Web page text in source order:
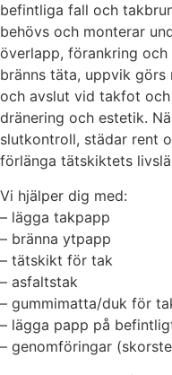
befintliga fall och
behövs och monterar
överlapp, förankring
bränns täta, uppvik
och avslut vid takfot
dränering och estetik.
slutkontroll, städar rent
förlänga tätskiktets
Vi hjälper dig med:
– lägga takpapp
– bränna ytpapp
– tätskikt för tak
– asfaltstak
– gummimatta/duk för
– lägga papp på
– genomföringar